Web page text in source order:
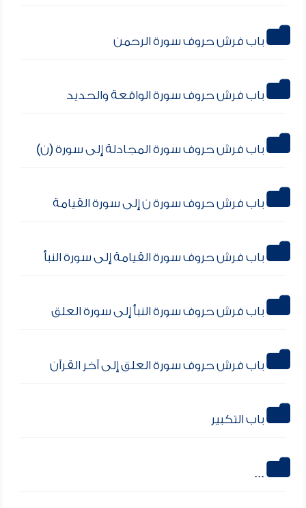
باب فرش حروف سورة الرحمن
باب فرش حروف سورة الواقعة والحديد
باب فرش حروف سورة المجادلة إلى سورة (ن)
باب فرش حروف سورة ن إلى سورة القيامة
باب فرش حروف سورة القيامة إلى سورة النبأ
باب فرش حروف سورة النبأ إلى سورة العلق
باب فرش حروف سورة العلق إلى آخر القرآن
باب التكبير